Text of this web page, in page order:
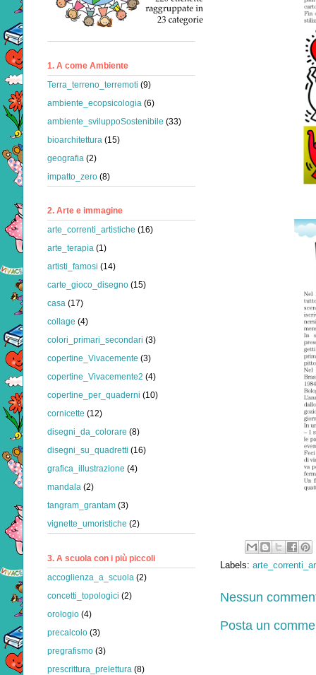
Labels:
Nessun
Posta un
1. A come Ambiente
Terra_terreno_terremoti (9)
ambiente_ecopsicologia (6)
ambiente_sviluppoSostenibile (33)
bioarchitettura (15)
geografia (2)
impatto_zero (8)
2. Arte e immagine
arte_correnti_artistiche (16)
arte_terapia (1)
artisti_famosi (14)
carte_gioco_disegno (15)
casa (17)
collage (4)
colori_primari_secondari (3)
copertine_Vivacemente (3)
copertine_Vivacemente2 (4)
copertine_per_quaderni (10)
cornicette (12)
disegni_da_colorare (8)
disegni_su_quadretti (16)
grafica_illustrazione (4)
mandala (2)
tangram_grantam (3)
vignette_umoristiche (2)
3. A scuola con i più piccoli
accoglienza_a_scuola (2)
concetti_topologici (2)
orologio (4)
precalcolo (3)
pregrafismo (3)
prescrittura_prelettura (8)